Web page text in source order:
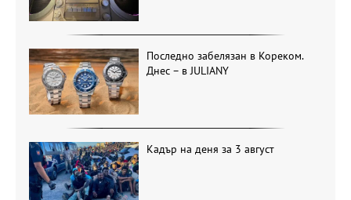
Последно забелязан в Кореком.
Днес – в JULIANY
Кадър на деня за 3 август